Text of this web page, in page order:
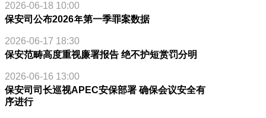
2026-06-18 10:00
保安司公布2026年第一季罪案数据
2026-06-17 18:30
保安范畴高度重视廉署报告 绝不护短赏罚分明
2026-06-16 13:00
保安司司长巡视APEC安保部署 确保会议安全有
序进行